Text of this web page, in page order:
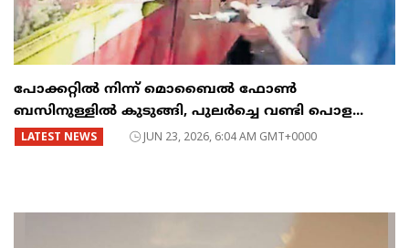
പോക്കറ്റിൽ നിന്ന് മൊബൈൽ ഫോൺ
ബസിനുള്ളിൽ കുടുങ്ങി, പുലർച്ചെ വണ്ടി പൊള...
LATEST NEWS JUN 23, 2026, 6:04 AM GMT+0000